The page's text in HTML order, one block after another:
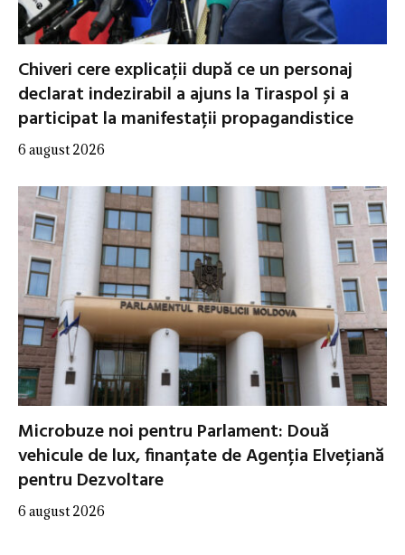
Chiveri cere explicații după ce un personaj
declarat indezirabil a ajuns la Tiraspol și a
participat la manifestații propagandistice
6 august 2026
Microbuze noi pentru Parlament: Două
vehicule de lux, finanțate de Agenția Elvețiană
pentru Dezvoltare
6 august 2026